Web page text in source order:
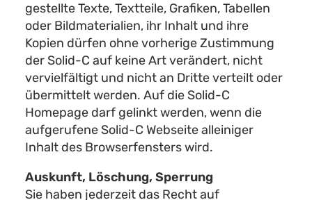
gestellte Texte, Textteile, Grafiken, Tabellen
oder Bildmaterialien, ihr Inhalt und ihre
Kopien dürfen ohne vorherige Zustimmung
der Solid-C auf keine Art verändert, nicht
vervielfältigt und nicht an Dritte verteilt oder
übermittelt werden. Auf die Solid-C
Homepage darf gelinkt werden, wenn die
aufgerufene Solid-C Webseite alleiniger
Inhalt des Browserfensters wird.
Auskunft, Löschung, Sperrung
Sie haben jederzeit das Recht auf